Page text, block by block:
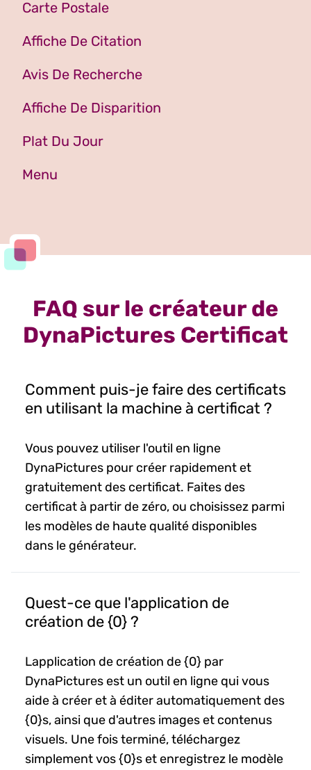
Carte Postale
Affiche De Citation
Avis De Recherche
Affiche De Disparition
Plat Du Jour
Menu
FAQ sur le créateur de
DynaPictures Certificat
Comment puis-je faire des certificats
en utilisant la machine à certificat ?
Vous pouvez utiliser l'outil en ligne
DynaPictures pour créer rapidement et
gratuitement des certificat. Faites des
certificat à partir de zéro, ou choisissez parmi
les modèles de haute qualité disponibles
dans le générateur.
Quest-ce que l'application de
création de {0} ?
Lapplication de création de {0} par
DynaPictures est un outil en ligne qui vous
aide à créer et à éditer automatiquement des
{0}s, ainsi que d'autres images et contenus
visuels. Une fois terminé, téléchargez
simplement vos {0}s et enregistrez le modèle